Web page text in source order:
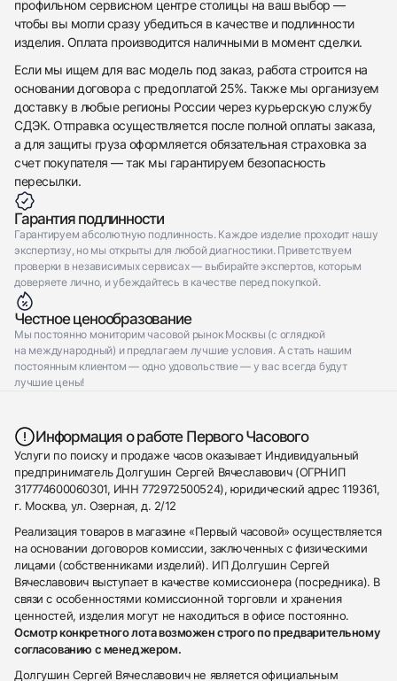
профильном сервисном центре столицы на ваш выбор —
чтобы вы могли сразу убедиться в качестве и подлинности
изделия. Оплата производится наличными в момент сделки.
Если мы ищем для вас модель под заказ, работа строится на
основании договора с предоплатой 25%. Также мы организуем
доставку в любые регионы России через курьерскую службу
СДЭК. Отправка осуществляется после полной оплаты заказа,
а для защиты груза оформляется обязательная страховка за
счет покупателя — так мы гарантируем безопасность
пересылки.
Гарантия подлинности
Гарантируем абсолютную подлинность. Каждое изделие проходит нашу
экспертизу, но мы открыты для любой диагностики. Приветствуем
проверки в независимых сервисах — выбирайте экспертов, которым
доверяете лично, и убеждайтесь в качестве перед покупкой.
Честное ценообразование
Мы постоянно мониторим часовой рынок Москвы (с оглядкой
на международный) и предлагаем лучшие условия. А стать нашим
постоянным клиентом — одно удовольствие — у вас всегда будут
лучшие цены!
Информация о работе Первого Часового
Услуги по поиску и продаже часов оказывает Индивидуальный
предприниматель Долгушин Сергей Вячеславович (ОГРНИП
317774600060301, ИНН 772972500524), юридический адрес 119361,
г. Москва, ул. Озерная, д. 2/12
Реализация товаров в магазине «Первый часовой» осуществляется
на основании договоров комиссии, заключенных с физическими
лицами (собственниками изделий). ИП Долгушин Сергей
Вячеславович выступает в качестве комиссионера (посредника). В
связи с особенностями комиссионной торговли и хранения
ценностей, изделия могут не находиться в офисе постоянно.
Осмотр конкретного лота возможен строго по предварительному
согласованию с менеджером.
Долгушин Сергей Вячеславович не является официальным
Отправить заявку